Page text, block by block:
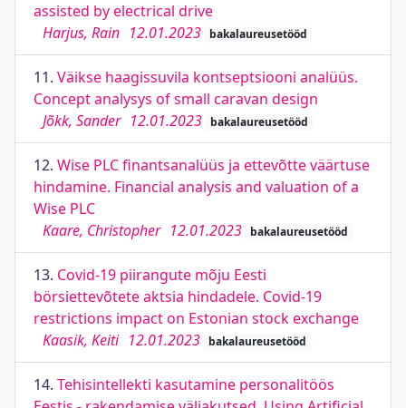
assisted by electrical drive
Harjus, Rain 12.01.2023 bakalaureusetööd
11. Väikse haagissuvila kontseptsiooni analüüs.
Concept analysys of small caravan design
Jõkk, Sander 12.01.2023 bakalaureusetööd
12. Wise PLC finantsanalüüs ja ettevõtte väärtuse
hindamine. Financial analysis and valuation of a
Wise PLC
Kaare, Christopher 12.01.2023 bakalaureusetööd
13. Covid-19 piirangute mõju Eesti
börsiettevõtete aktsia hindadele. Covid-19
restrictions impact on Estonian stock exchange
Kaasik, Keiti 12.01.2023 bakalaureusetööd
14. Tehisintellekti kasutamine personalitöös